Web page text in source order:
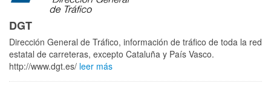
DGT
Dirección General de Tráfico, información de tráfico de toda la red
estatal de carreteras, excepto Cataluña y País Vasco.
http://www.dgt.es/ leer más